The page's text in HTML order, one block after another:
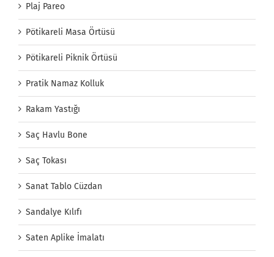
Plaj Pareo
Pötikareli Masa Örtüsü
Pötikareli Piknik Örtüsü
Pratik Namaz Kolluk
Rakam Yastığı
Saç Havlu Bone
Saç Tokası
Sanat Tablo Cüzdan
Sandalye Kılıfı
Saten Aplike İmalatı